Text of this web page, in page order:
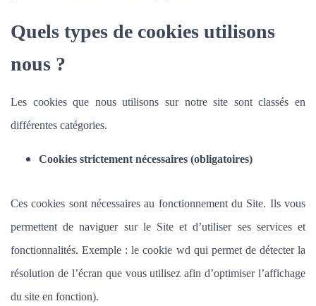
Quels types de cookies utilisons
nous ?
Les cookies que nous utilisons sur notre site sont classés en
différentes catégories.
Cookies strictement nécessaires (obligatoires)
Ces cookies sont nécessaires au fonctionnement du Site. Ils vous
permettent de naviguer sur le Site et d’utiliser ses services et
fonctionnalités. Exemple : le cookie wd qui permet de détecter la
résolution de l’écran que vous utilisez afin d’optimiser l’affichage
du site en fonction).